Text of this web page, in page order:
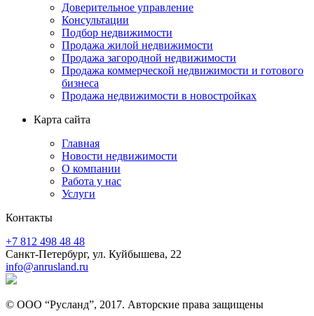
Доверительное управление
Консультации
Подбор недвижимости
Продажа жилой недвижимости
Продажа загородной недвижимости
Продажа коммерческой недвижимости и готового
бизнеса
Продажа недвижимости в новостройках
Карта сайта
Главная
Новости недвижимости
О компании
Работа у нас
Услуги
Контакты
+7 812 498 48 48
Санкт-Петербург, ул. Куйбышева, 22
info@anrusland.ru
© ООО “Русланд”, 2017. Авторские права защищены